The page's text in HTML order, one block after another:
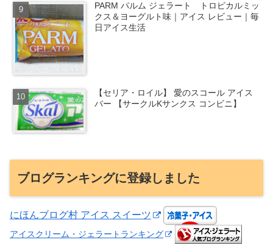
PARM パルム ジェラート トロピカルミッ
クス＆ヨーグルト味｜アイス レビュー｜毎
日アイス生活
【セリア・ロイル】 愛のスコール アイス
バー 【サークルKサンクス コンビニ】
ブログランキングに登録しました
にほんブログ村 アイス スイーツ
アイスクリーム・ジェラートランキング